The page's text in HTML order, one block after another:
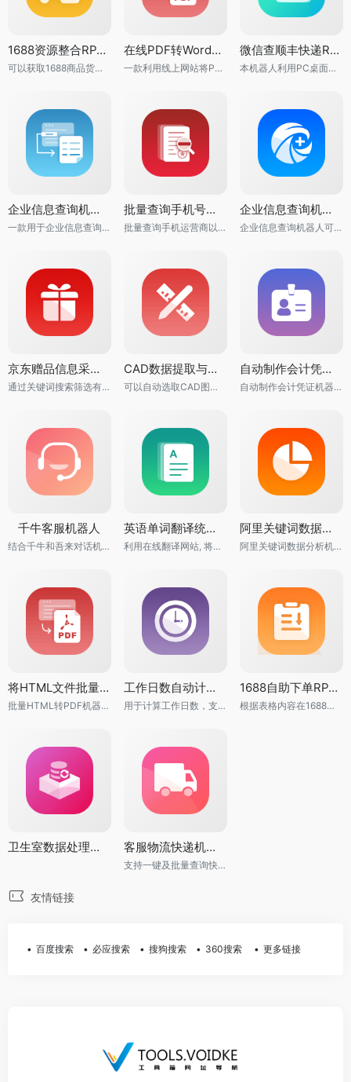
1688资源整合RPA机器人
可以获取1688商品货源渠道信息的RPA机器人
在线PDF转Word机器人
一款利用线上网站将PDF转化为Word文档的RPA机器人
微信查顺丰快递RPA机器人
本机器人利用PC桌面微信批量查询顺丰快件信息
企业信息查询机器人
一款用于企业信息查询的RPA机器人
批量查询手机号归属地机器人
批量查询手机运营商以及归属的省份城市的RPA机器人
企业信息查询机器人
企业信息查询机器人可用于企业、公司信息查询
京东赠品信息采集机器人
通过关键词搜索筛选有赠品的京东商品信息及赠品信息
CAD数据提取与处理机器人
可以自动选取CAD图纸的文字并进行数据处理
自动制作会计凭证机器人
自动制作会计凭证机器人用于读取银行回单，读取费用报销单等
千牛客服机器人
结合千牛和吾来对话机器人平台，实现客服自动回答功能
英语单词翻译统计机器人
利用在线翻译网站, 将所有单词的形式及翻译含义统计出来
阿里关键词数据分析机器人
阿里关键词数据分析机器人用于搜索阿里关键词进行数据分析。
将HTML文件批量转换为PDF文件RPA机器人
批量HTML转PDF机器人可以在后台直接将您指定目录下的所有html文件转换成pdf文件
工作日数自动计算RPA机器人
用于计算工作日数，支持跨月、跨年计算
1688自助下单RPA机器人
根据表格内容在1688平台上自助下单的RPA机器人
卫生室数据处理机器人 客服物流快递机器人
支持一键及批量查询快递单号, 快速返回物流最新动态信息
友情链接
百度搜索 必应搜索 搜狗搜索 360搜索 更多链接